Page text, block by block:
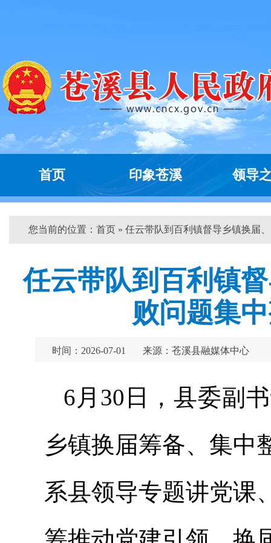
首页 印象苍溪 领导
您当前的位置： 首页 » 任云带队到百利镇督导乡镇换届
任云带队到百利镇
败问题集
时间：2026-07-01 来源：苍溪县融媒体中心
6月30日，县委副
乡镇换届筹备、集中
系县领导专题讲党课